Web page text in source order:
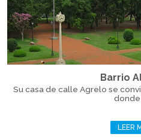
Barrio
Su casa de calle Agrelo se
donde
LEER